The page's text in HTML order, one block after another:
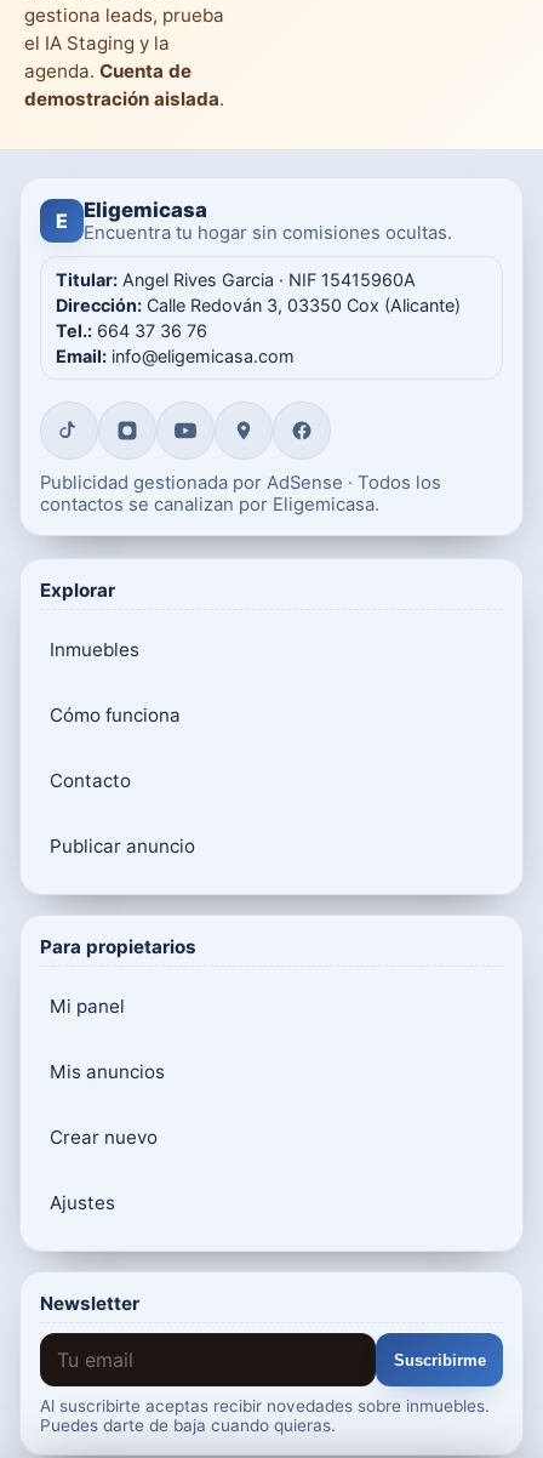
gestiona leads, prueba
el IA Staging y la
agenda. Cuenta de
demostración aislada.
E Eligemicasa
Encuentra tu hogar sin comisiones ocultas.
Titular: Angel Rives Garcia · NIF 15415960A
Dirección: Calle Redován 3, 03350 Cox (Alicante)
Tel.: 664 37 36 76
Email: info@eligemicasa.com
Publicidad gestionada por AdSense · Todos los
contactos se canalizan por Eligemicasa.
Explorar
Inmuebles
Cómo funciona
Contacto
Publicar anuncio
Para propietarios
Mi panel
Mis anuncios
Crear nuevo
Ajustes
Newsletter
Suscribirme
Al suscribirte aceptas recibir novedades sobre inmuebles.
Puedes darte de baja cuando quieras.